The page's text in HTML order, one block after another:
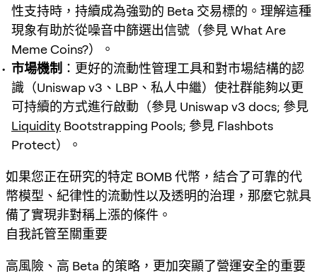
性支持時，持續成為強勁的 Beta 交易標的。理解這種
現象有助於從噪音中篩選出信號（參見 What Are
Meme Coins?）。
市場機制 ：更好的流動性管理工具和對市場結構的認
識（Uniswap v3、LBP、私人中繼）使社群能夠以更
可持續的方式進行啟動（參見 Uniswap v3 docs; 參見
Liquidity Bootstrapping Pools; 參見 Flashbots
Protect）。
如果您正在研究的特定 BOMB 代幣，結合了可靠的代
幣模型、紀律性的流動性以及透明的治理，那麼它就具
備了實現非對稱上漲的條件。
自我託管至關重要
高風險、高 Beta 的策略，更加突顯了營運安全的重要